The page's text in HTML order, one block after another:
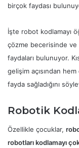
birçok faydası
İşte robot kodlamayı
çözme becerisinde
faydaları bulunuyor.
gelişim açısından
fayda sağladığını
Robotik
Özellikle çocuklar,
robotları kodlamayı